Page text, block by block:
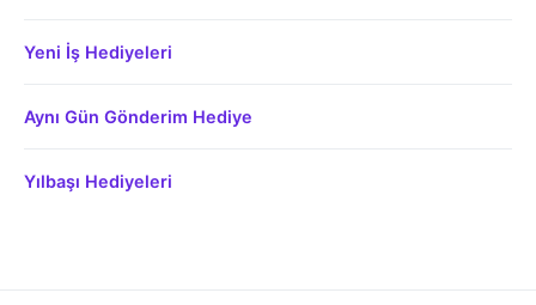
Yeni İş Hediyeleri
Aynı Gün Gönderim Hediye
Yılbaşı Hediyeleri